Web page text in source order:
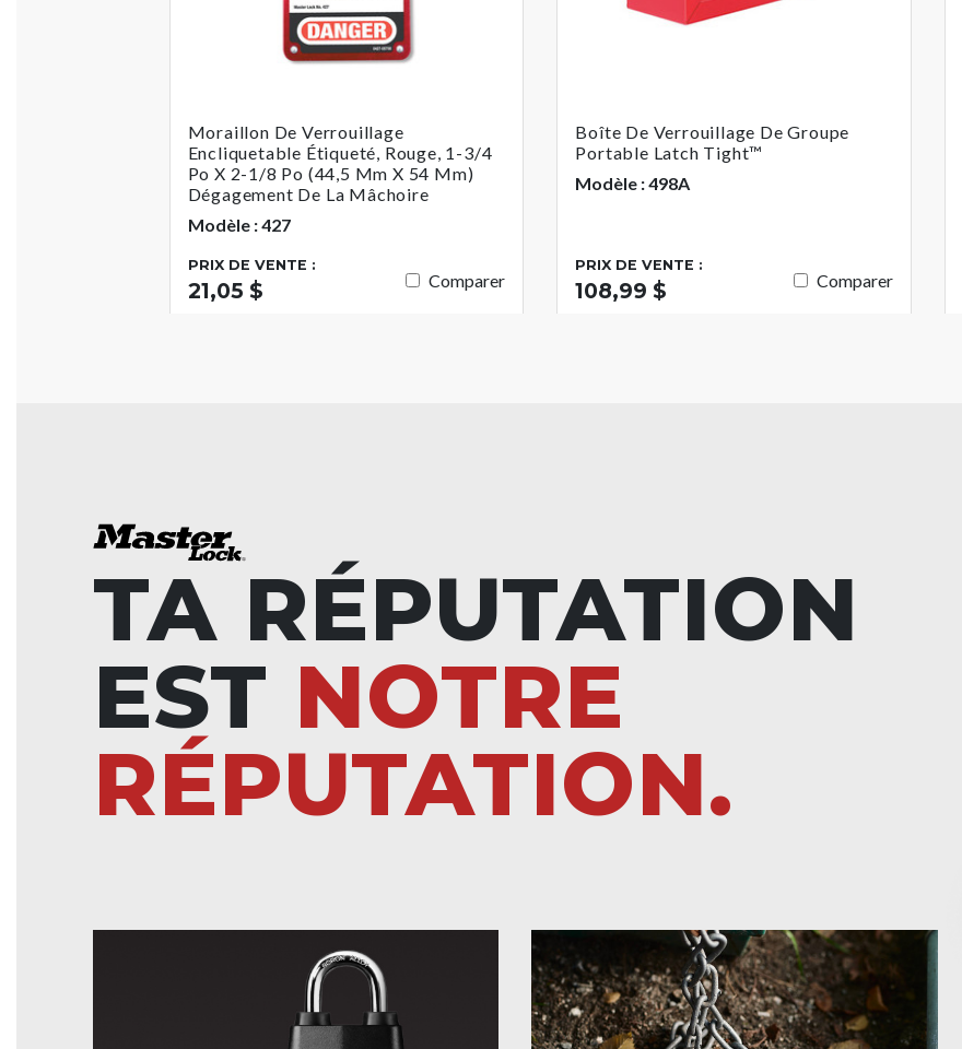
Moraillon De Verrouillage
Encliquetable Étiqueté, Rouge, 1-3/4
Po X 2-1/8 Po (44,5 Mm X 54 Mm)
Dégagement De La Mâchoire
Modèle : 427
PRIX DE VENTE :
21,05 $ Comparer
Boîte De Verrouillage De Groupe
Portable Latch Tight™
Modèle : 498A
PRIX DE VENTE :
108,99 $ Comparer
TA RÉPUTATION
EST NOTRE
RÉPUTATION.